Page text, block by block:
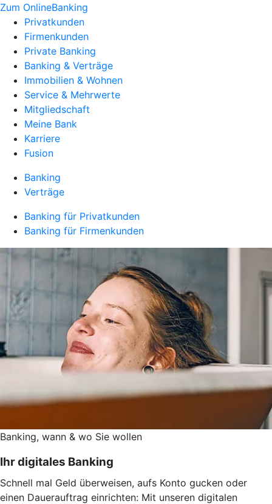
Zum OnlineBanking
Privatkunden
Firmenkunden
Private Banking
Banking & Verträge
Immobilien & Wohnen
Service & Mehrwerte
Mitgliedschaft
Meine Bank
Karriere
Fusion
Banking
Verträge
Banking für Privatkunden
Banking für Firmenkunden
Banking, wann & wo Sie wollen
Ihr digitales Banking
Schnell mal Geld überweisen, aufs Konto gucken oder
einen Dauerauftrag einrichten: Mit unseren digitalen